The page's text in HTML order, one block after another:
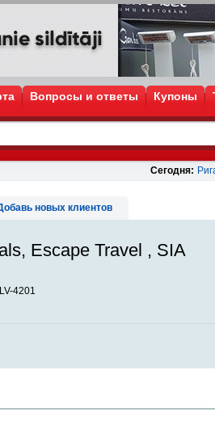
Вопросы и ответы Купоны
Сегодня:
новых клиентов
Escape Travel , SIA
4201